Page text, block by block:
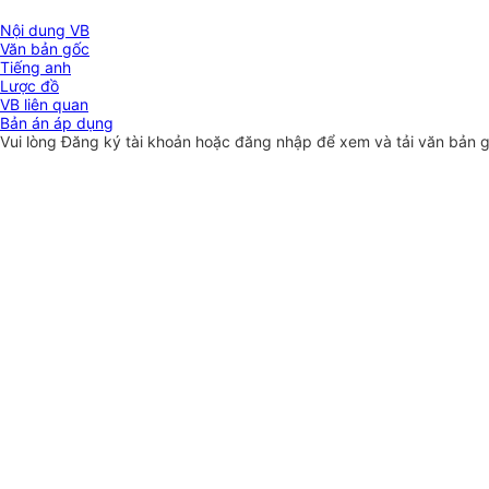
Nội dung VB
Văn bản gốc
Tiếng anh
Lược đồ
VB liên quan
Bản án áp dụng
Vui lòngĐăng ký tài khoản hoặc đăng nhập để xem và tải văn bản